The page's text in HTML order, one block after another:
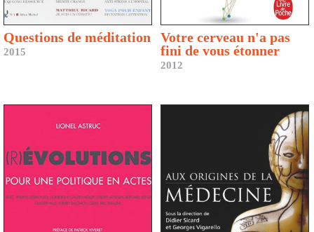
Questions de méditation
2015
Votre cerveau n'a pas
fini de vous étonner
2012